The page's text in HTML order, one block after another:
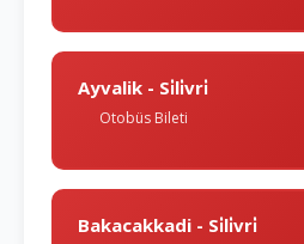
Ayvalik - Si̇li̇vri̇
Otobüs Bileti
Bakacakkadi - Si̇li̇vri̇